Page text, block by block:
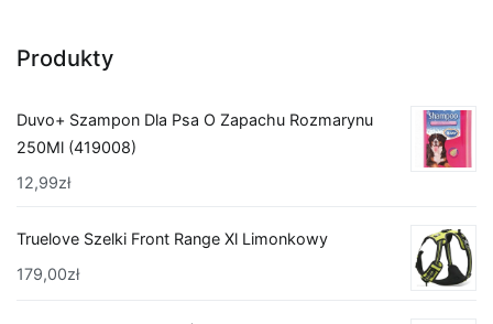
Produkty
Duvo+ Szampon Dla Psa O Zapachu Rozmarynu
250Ml (419008)
12,99zł
Truelove Szelki Front Range Xl Limonkowy
179,00zł